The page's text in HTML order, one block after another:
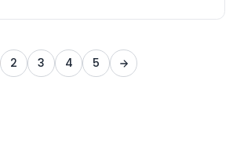
2 3 4 5